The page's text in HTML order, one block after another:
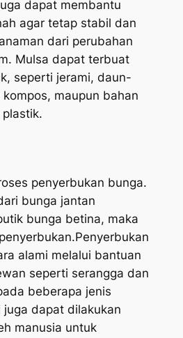
dapat membantu
agar tetap stabil dan
dari perubahan
Mulsa dapat terbuat
seperti jerami, daun-
maupun bahan
penyerbukan bunga.
bunga jantan
bunga betina, maka
alami melalui bantuan
seperti serangga dan
beberapa jenis
dapat dilakukan
manusia untuk